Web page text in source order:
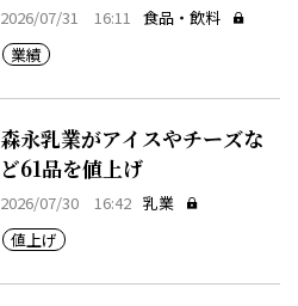
2026/07/31 16:11 食品・飲料
業績
森永乳業がアイスやチーズな
ど61品を値上げ
2026/07/30 16:42 乳業
値上げ